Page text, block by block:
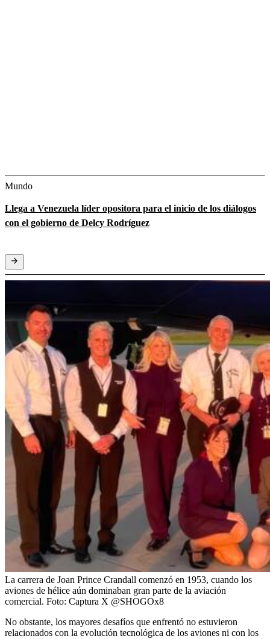
Mundo
Llega a Venezuela líder opositora para el inicio de los diálogos
con el gobierno de Delcy Rodríguez
La carrera de Joan Prince Crandall comenzó en 1953, cuando los
aviones de hélice aún dominaban gran parte de la aviación
comercial. Foto: Captura X @SHOGOx8
No obstante, los mayores desafíos que enfrentó no estuvieron
relacionados con la evolución tecnológica de los aviones ni con los